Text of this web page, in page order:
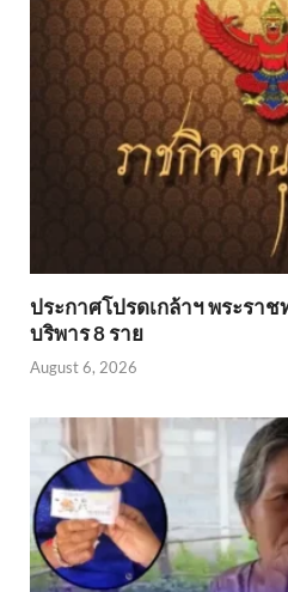
ประกาศโปรดเกล้าฯ พระรา
บริพาร 8 ราย
August 6, 2026